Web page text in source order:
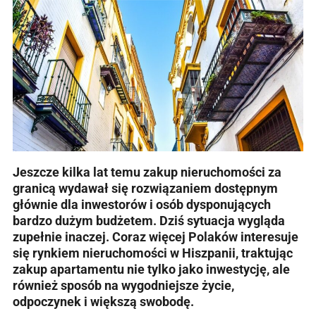
Jeszcze kilka lat temu zakup nieruchomości za
granicą wydawał się rozwiązaniem dostępnym
głównie dla inwestorów i osób dysponujących
bardzo dużym budżetem. Dziś sytuacja wygląda
zupełnie inaczej. Coraz więcej Polaków interesuje
się rynkiem nieruchomości w Hiszpanii, traktując
zakup apartamentu nie tylko jako inwestycję, ale
również sposób na wygodniejsze życie,
odpoczynek i większą swobodę.